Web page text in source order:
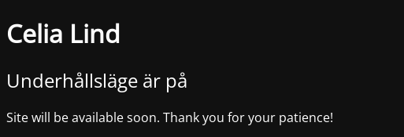
Celia Lind
Underhållsläge är på
Site will be available soon. Thank you for your patience!